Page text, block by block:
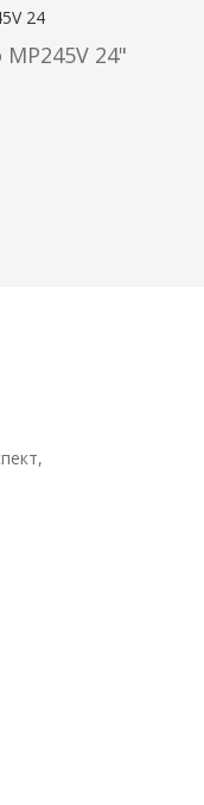
24"